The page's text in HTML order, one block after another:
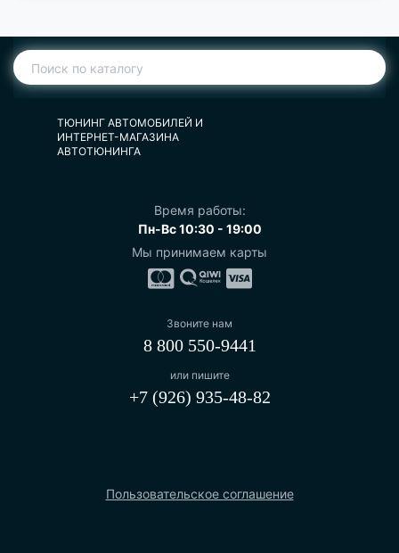
ТЮНИНГ АВТОМОБИЛЕЙ И
ИНТЕРНЕТ-МАГАЗИНА
АВТОТЮНИНГА
Время работы:
Пн-Вс 10:30 - 19:00
Мы принимаем карты
Звоните нам
8 800 550-9441
Пользовательское соглашение
или пишите
+7 (926) 935-48-82